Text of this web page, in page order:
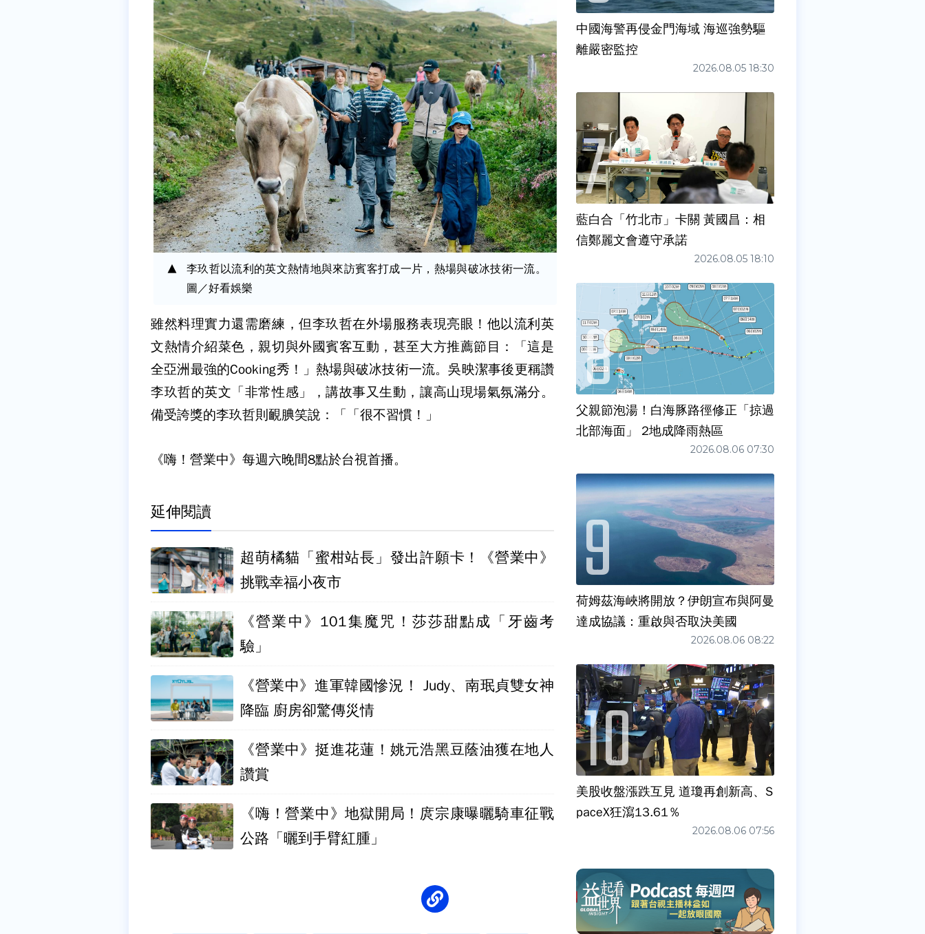
李玖哲以流利的英文熱情地與來訪賓客打成一片，熱場與破冰技術一流。
圖／好看娛樂
雖然料理實力還需磨練，但李玖哲在外場服務表現亮眼！他以流利英
文熱情介紹菜色，親切與外國賓客互動，甚至大方推薦節目：「這是
全亞洲最強的Cooking秀！」熱場與破冰技術一流。吳映潔事後更稱讚
李玖哲的英文「非常性感」，講故事又生動，讓高山現場氣氛滿分。
備受誇獎的李玖哲則靦腆笑說：「「很不習慣！」
《嗨！營業中》每週六晚間8點於台視首播。
延伸閱讀
超萌橘貓「蜜柑站長」發出許願卡！《營業中》
挑戰幸福小夜市
《營業中》101集魔咒！莎莎甜點成「牙齒考
驗」
《營業中》進軍韓國慘況！ Judy、南珉貞雙女神
降臨 廚房卻驚傳災情
《營業中》挺進花蓮！姚元浩黑豆蔭油獲在地人
讚賞
《嗨！營業中》地獄開局！庹宗康曝曬騎車征戰
公路「曬到手臂紅腫」
中國海警再侵金門海域 海巡強勢驅
離嚴密監控
2026.08.05 18:30
藍白合「竹北市」卡關 黃國昌：相
信鄭麗文會遵守承諾
2026.08.05 18:10
父親節泡湯！白海豚路徑修正「掠過
北部海面」 2地成降雨熱區
2026.08.06 07:30
荷姆茲海峽將開放？伊朗宣布與阿曼
達成協議：重啟與否取決美國
2026.08.06 08:22
美股收盤漲跌互見 道瓊再創新高、S
paceX狂瀉13.61％
2026.08.06 07:56